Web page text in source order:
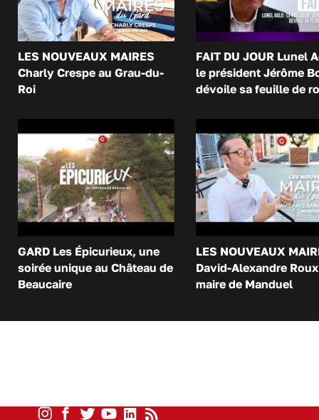
LES NOUVEAUX MAIRES
Charly Crespe au Grau-du-
Roi
FAIT DU JOUR Lunel
le président Jérôme
dévoile sa feuille de
GARD Les Épicurieux, une
soirée unique au Château de
Beaucaire
LES NOUVEAUX
David-Alexandre
maire de Manduel